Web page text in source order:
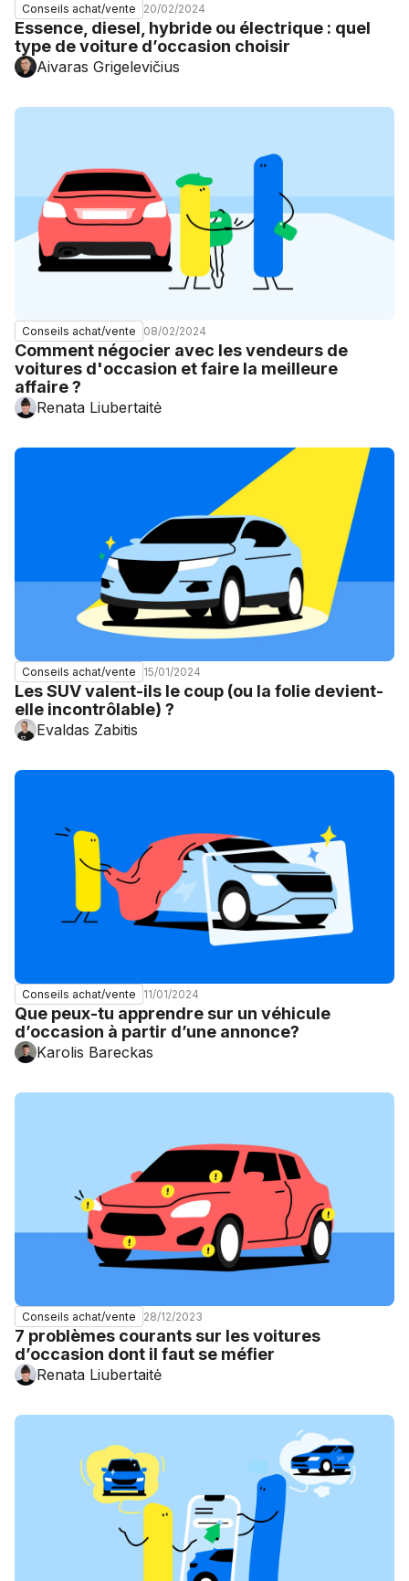
Conseils achat/vente 20/02/2024
Essence, diesel, hybride ou électrique : quel
type de voiture d’occasion choisir
Aivaras Grigelevičius
Conseils achat/vente 08/02/2024
Comment négocier avec les vendeurs de
voitures d'occasion et faire la meilleure
affaire ?
Renata Liubertaitė
Conseils achat/vente 15/01/2024
Les SUV valent-ils le coup (ou la folie devient-
elle incontrôlable) ?
Evaldas Zabitis
Conseils achat/vente 11/01/2024
Que peux-tu apprendre sur un véhicule
d’occasion à partir d’une annonce?
Karolis Bareckas
Conseils achat/vente 28/12/2023
7 problèmes courants sur les voitures
d’occasion dont il faut se méfier
Renata Liubertaitė